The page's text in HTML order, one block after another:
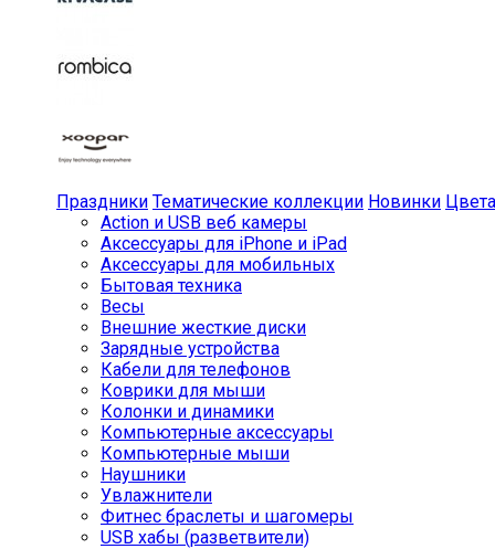
Праздники Тематические коллекции Новинки Цвета
Action и USB веб камеры
Аксессуары для iPhone и iPad
Аксессуары для мобильных
Бытовая техника
Весы
Внешние жесткие диски
Зарядные устройства
Кабели для телефонов
Коврики для мыши
Колонки и динамики
Компьютерные аксессуары
Компьютерные мыши
Наушники
Увлажнители
Фитнес браслеты и шагомеры
USB хабы (разветвители)